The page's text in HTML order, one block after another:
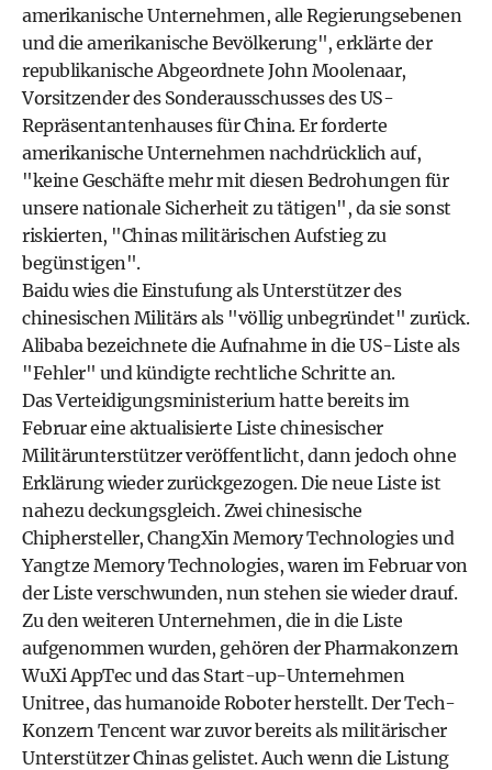
amerikanische Unternehmen, alle Regierungsebenen
und die amerikanische Bevölkerung", erklärte der
republikanische Abgeordnete John Moolenaar,
Vorsitzender des Sonderausschusses des US-
Repräsentantenhauses für China. Er forderte
amerikanische Unternehmen nachdrücklich auf,
"keine Geschäfte mehr mit diesen Bedrohungen für
unsere nationale Sicherheit zu tätigen", da sie sonst
riskierten, "Chinas militärischen Aufstieg zu
begünstigen".
Baidu wies die Einstufung als Unterstützer des
chinesischen Militärs als "völlig unbegründet" zurück.
Alibaba bezeichnete die Aufnahme in die US-Liste als
"Fehler" und kündigte rechtliche Schritte an.
Das Verteidigungsministerium hatte bereits im
Februar eine aktualisierte Liste chinesischer
Militärunterstützer veröffentlicht, dann jedoch ohne
Erklärung wieder zurückgezogen. Die neue Liste ist
nahezu deckungsgleich. Zwei chinesische
Chiphersteller, ChangXin Memory Technologies und
Yangtze Memory Technologies, waren im Februar von
der Liste verschwunden, nun stehen sie wieder drauf.
Zu den weiteren Unternehmen, die in die Liste
aufgenommen wurden, gehören der Pharmakonzern
WuXi AppTec und das Start-up-Unternehmen
Unitree, das humanoide Roboter herstellt. Der Tech-
Konzern Tencent war zuvor bereits als militärischer
Unterstützer Chinas gelistet. Auch wenn die Listung